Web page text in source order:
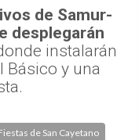
de Samur-
desplegarán
instalarán
Básico y una
de San Cayetano